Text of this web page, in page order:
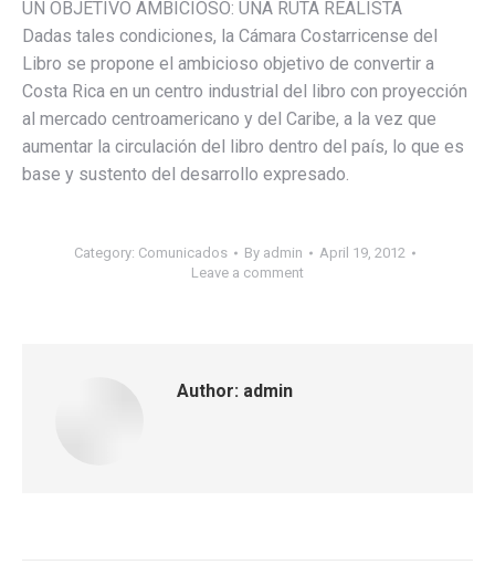
UN OBJETIVO AMBICIOSO: UNA RUTA REALISTA
Dadas tales condiciones, la Cámara Costarricense del
Libro se propone el ambicioso objetivo de convertir a
Costa Rica en un centro industrial del libro con proyección
al mercado centroamericano y del Caribe, a la vez que
aumentar la circulación del libro dentro del país, lo que es
base y sustento del desarrollo expresado.
Category: Comunicados By admin
April 19, 2012
Leave a comment
Author: admin